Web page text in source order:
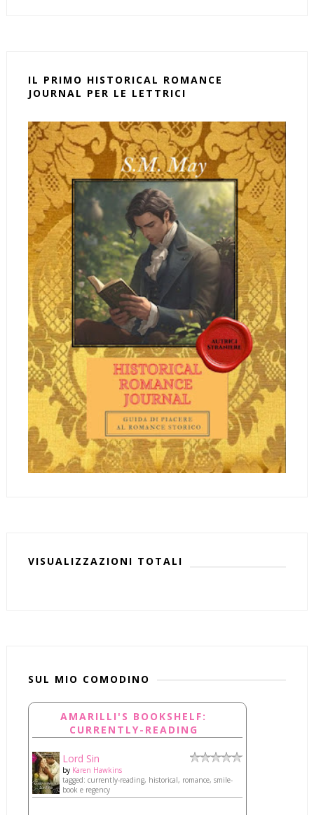
IL PRIMO HISTORICAL ROMANCE
JOURNAL PER LE LETTRICI
VISUALIZZAZIONI TOTALI
SUL MIO COMODINO
AMARILLI'S BOOKSHELF:
CURRENTLY-READING
Lord Sin
by Karen Hawkins
tagged: currently-reading, historical, romance, smile-
book e regency